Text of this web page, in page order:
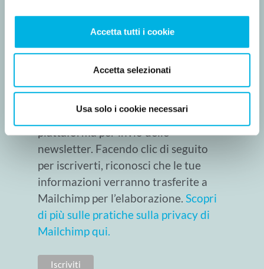
Accetta tutti i cookie
Accetta selezionati
Usa solo i cookie necessari
informativa.
Potrai disiscriverti dalla newsletter
in qualsiasi momento
Utilizziamo Mailchimp come nostra
piattaforma per invio delle
newsletter. Facendo clic di seguito
per iscriverti, riconosci che le tue
informazioni verranno trasferite a
Mailchimp per l’elaborazione. Scopri
di più sulle pratiche sulla privacy di
Mailchimp qui.